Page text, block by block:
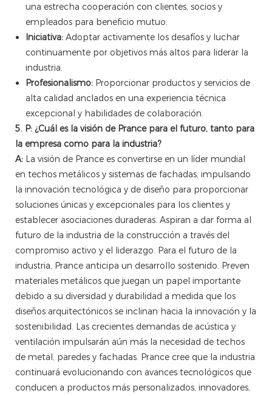
una estrecha cooperación con clientes, socios y
empleados para beneficio mutuo.
Iniciativa: Adoptar activamente los desafíos y luchar
continuamente por objetivos más altos para liderar la
industria.
Profesionalismo: Proporcionar productos y servicios de
alta calidad anclados en una experiencia técnica
excepcional y habilidades de colaboración.
5. P: ¿Cuál es la visión de Prance para el futuro, tanto para
la empresa como para la industria?
A: La visión de Prance es convertirse en un líder mundial
en techos metálicos y sistemas de fachadas, impulsando
la innovación tecnológica y de diseño para proporcionar
soluciones únicas y excepcionales para los clientes y
establecer asociaciones duraderas. Aspiran a dar forma al
futuro de la industria de la construcción a través del
compromiso activo y el liderazgo. Para el futuro de la
industria, Prance anticipa un desarrollo sostenido. Preven
materiales metálicos que juegan un papel importante
debido a su diversidad y durabilidad a medida que los
diseños arquitectónicos se inclinan hacia la innovación y la
sostenibilidad. Las crecientes demandas de acústica y
ventilación impulsarán aún más la necesidad de techos
de metal, paredes y fachadas. Prance cree que la industria
continuará evolucionando con avances tecnológicos que
conducen a productos más personalizados, innovadores,